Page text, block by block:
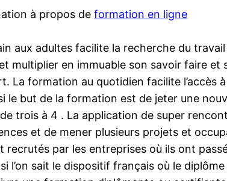
à propos deformation en ligne
aux adultes facilite la recherche du
multiplier en immuable son savoir faire
La formation au quotidien facilite
le but de la formation est de jeter une
de trois à 4 . La application de super
et de mener plusieurs projets et
par les entreprises où ils ont
l’on sait le dispositif français où le